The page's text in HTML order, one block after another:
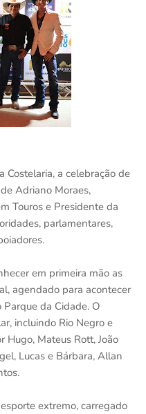
Costelaria, a celebração de
Adriano Moraes,
Touros e Presidente da
parlamentares,
em primeira mão as
agendado para acontecer
da Cidade. O
incluindo Rio Negro e
Hugo, Mateus Rott, João
Lucas e Bárbara, Allan
extremo, carregado